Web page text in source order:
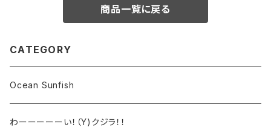
商品一覧に戻る
CATEGORY
Ocean Sunfish
わーーーーーい！（Y)クジラ！！